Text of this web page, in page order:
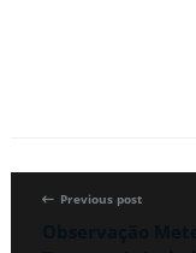
Previous post